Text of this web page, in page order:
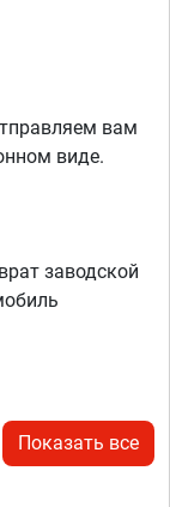
вам
виде.
заводской
Показать все